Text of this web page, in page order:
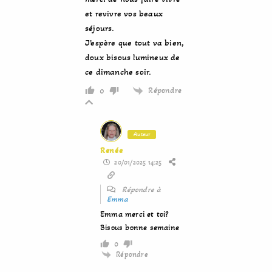
et revivre vos beaux
séjours.
J’espère que tout va bien,
doux bisous lumineux de
ce dimanche soir.
0 Répondre
Auteur
Renée
20/01/2025 14:25
Répondre à
Emma
Emma merci et toi?
Bisous bonne semaine
0
Répondre